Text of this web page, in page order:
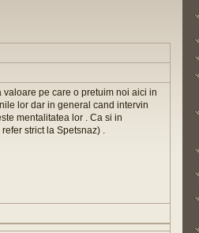
valoare pe care o pretuim noi aici in
lor dar in general cand intervin
mentalitatea lor . Ca si in
strict la Spetsnaz) .